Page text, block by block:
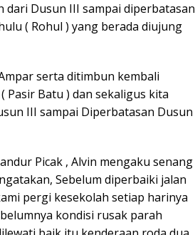
dari Dusun III sampai diperbatasan
( Rohul ) yang berada diujung
serta ditimbun kembali
Batu ) dan sekaligus kita
III sampai Diperbatasan Dusun
Picak , Alvin mengaku senang
Sebelum diperbaiki jalan
pergi kesekolah setiap harinya
kondisi rusak parah